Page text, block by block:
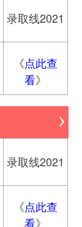
录取线2021
《点此查
看》
录取线2021
《点此查
看》